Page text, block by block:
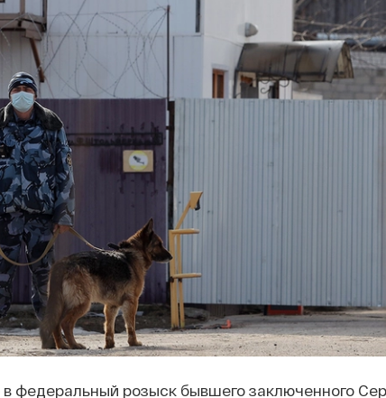
федеральный розыск бывшего заключенного